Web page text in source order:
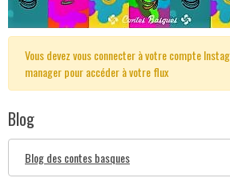
Vous devez vous connecter à votre compte
manager pour accéder à votre flux
Blog
Blog des contes basques